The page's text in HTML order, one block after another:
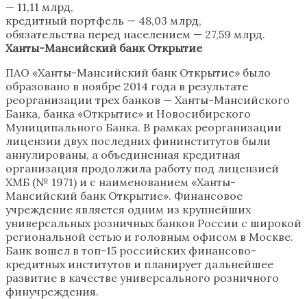
— 11,11 млрд,
кредитный портфель — 48,03 млрд,
обязательства перед населением — 27,59 млрд.
Ханты-Мансийский банк Открытие
ПАО «Ханты-Мансийский банк Открытие» было
образовано в ноябре 2014 года в результате
реорганизации трех банков — Ханты-Мансийского
Банка, банка «Открытие» и Новосибирского
Муниципального Банка. В рамках реорганизации
лицензии двух последних фининститутов были
аннулированы, а объединенная кредитная
организация продолжила работу под лицензией
ХМБ (№ 1971) и с наименованием «Ханты-
Мансийский банк Открытие». Финансовое
учреждение является одним из крупнейших
универсальных розничных банков России с широкой
региональной сетью и головным офисом в Москве.
Банк вошел в топ-15 российских финансово-
кредитных институтов и планирует дальнейшее
развитие в качестве универсального розничного
финучреждения.